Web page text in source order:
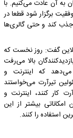
به آن عادت می‌کنیم. با
برگزار شود قطعا در
کند و حتی گالری‌ها
گفت: روز نخست که
بالا می‌رفت
که اینترنت و
تیرآرت می‌خواستند
کار کنند، اینترنت و
امکاناتی بیشتر از این
استفاده را کنند.